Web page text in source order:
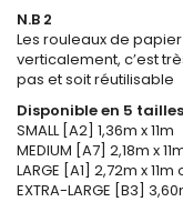
N.B 2
Les rouleaux de
verticalement, c’est
pas et soit réutilisable
Disponible en 5 tailles
SMALL [A2] 1,36m x 11m
MEDIUM [A7] 2,18m x
LARGE [A1] 2,72m x
EXTRA-LARGE [B3]